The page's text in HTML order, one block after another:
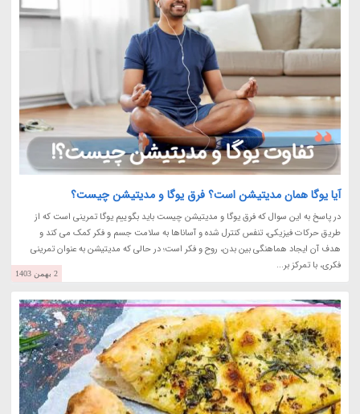
آیا یوگا همان مدیتیشن است؟ فرق یوگا و مدیتیشن چیست؟
در پاسخ به این سوال که فرق یوگا و مدیتیشن چیست باید بگوییم یوگا تمرینی است که از
طریق حرکات فیزیکی، تنفس کنترل شده و آساناها به سلامت جسم و فکر کمک می کند و
هدف آن ایجاد هماهنگی بین بدن، روح و فکر است؛ در حالی که مدیتیشن به عنوان تمرینی
فکری، با تمرکز بر...
2 بهمن 1403